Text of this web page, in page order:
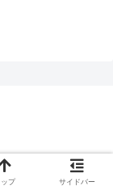
ップ サイドバー